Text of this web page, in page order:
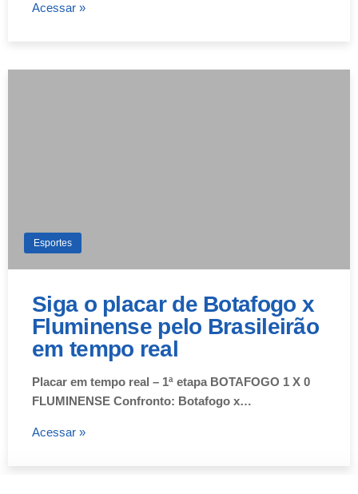
Acessar »
Esportes
Siga o placar de Botafogo x
Fluminense pelo Brasileirão
em tempo real
Placar em tempo real – 1ª etapa BOTAFOGO 1 X 0
FLUMINENSE Confronto: Botafogo x…
Acessar »